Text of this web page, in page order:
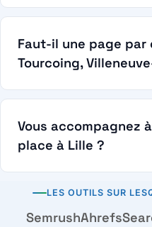
Faut-il une page par
Tourcoing,
Vous accompagnez
place à Lille ?
LES OUTILS SUR
SemrushAhrefs